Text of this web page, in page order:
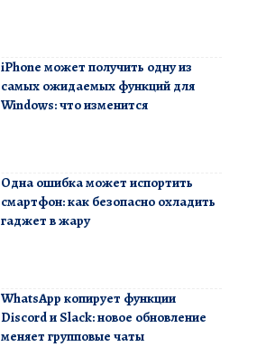
iPhone может получить одну из
самых ожидаемых функций для
Windows: что изменится
Одна ошибка может испортить
смартфон: как безопасно охладить
гаджет в жару
WhatsApp копирует функции
Discord и Slack: новое обновление
меняет групповые чаты